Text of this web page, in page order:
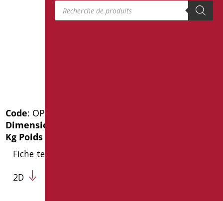
Code: OP-D556/01
Dimensions
Kg Poids de l'emballage
Fiche technique
2D
Recherche de produits